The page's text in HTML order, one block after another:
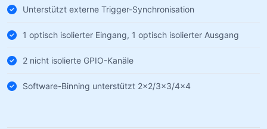
Unterstützt externe Trigger-Synchronisation
1 optisch isolierter Eingang, 1 optisch isolierter Ausgang
2 nicht isolierte GPIO-Kanäle
Software-Binning unterstützt 2×2/3×3/4×4